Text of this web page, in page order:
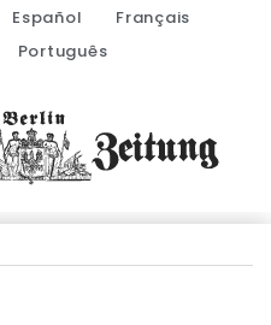
Español
Français
Português